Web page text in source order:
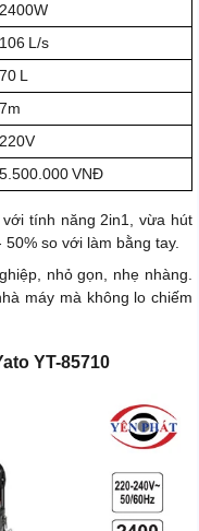
2400W
106 L/s
70 L
7m
220V
5.500.000 VNĐ
tính năng 2in1, vừa hút
so với làm bằng tay.
nhỏ gọn, nhẹ nhàng.
máy mà không lo chiếm
YT-85710